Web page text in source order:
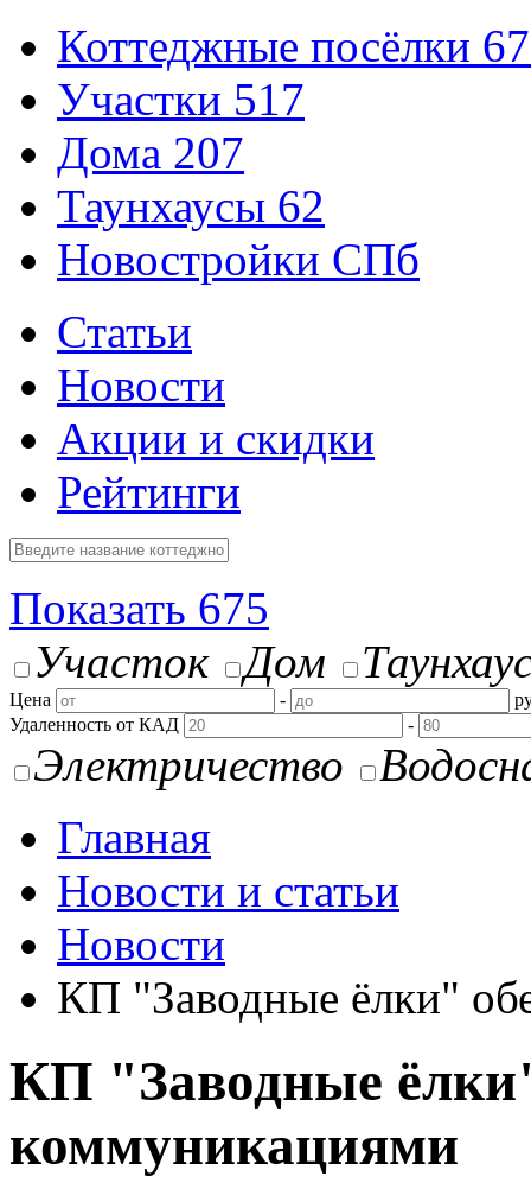
Коттеджные посёлки
Участки 517
Дома 207
Таунхаусы 62
Новостройки СПб
Статьи
Новости
Акции и скидки
Рейтинги
Показать 675
Участок
Дом
Цена -
Удаленность от КАД
-
Электричество
Главная
Новости и статьи
Новости
КП "Заводные ёлки"
КП "Заводные
коммуникациями